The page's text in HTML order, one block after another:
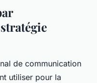
de communication
utiliser pour la